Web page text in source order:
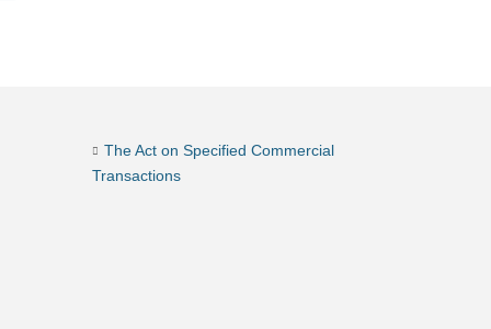
The Act on Specified Commercial
Transactions